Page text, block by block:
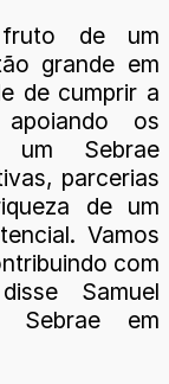
fruto de um
grande em
de cumprir a
os
um Sebrae
parcerias
de um
Vamos
com
Samuel
Sebrae em